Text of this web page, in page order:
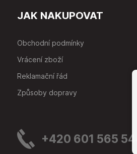
JAK NAKUPOVAT
Obchodní podmínky
Vrácení zboží
Reklamační řád
Způsoby dopravy
+420 601 565 544